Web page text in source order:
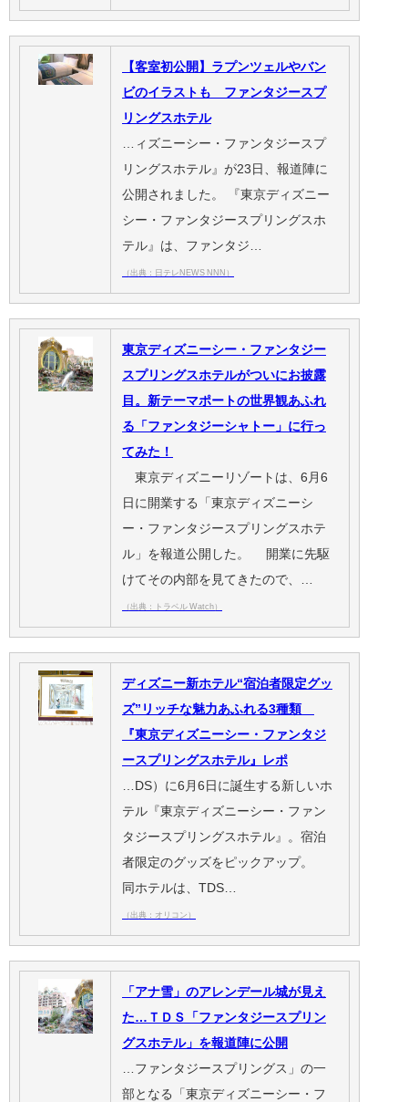
【客室初公開】ラプンツェルやバン
ビのイラストも ファンタジースプ
リングスホテル
…ィズニーシー・ファンタジースプ
リングスホテル』が23日、報道陣に
公開されました。 『東京ディズニー
シー・ファンタジースプリングスホ
テル』は、ファンタジ…
（出典：日テレNEWS NNN）
東京ディズニーシー・ファンタジー
スプリングスホテルがついにお披露
目。新テーマポートの世界観あふれ
る「ファンタジーシャトー」に行っ
てみた！
東京ディズニーリゾートは、6月6
日に開業する「東京ディズニーシ
ー・ファンタジースプリングスホテ
ル」を報道公開した。 開業に先駆
けてその内部を見てきたので、…
（出典：トラベル Watch）
ディズニー新ホテル“宿泊者限定グッ
ズ”リッチな魅力あふれる3種類
『東京ディズニーシー・ファンタジ
ースプリングスホテル』レポ
…DS）に6月6日に誕生する新しいホ
テル『東京ディズニーシー・ファン
タジースプリングスホテル』。宿泊
者限定のグッズをピックアップ。
同ホテルは、TDS…
（出典：オリコン）
「アナ雪」のアレンデール城が見え
た…ＴＤＳ「ファンタジースプリン
グスホテル」を報道陣に公開
…ファンタジースプリングス」の一
部となる「東京ディズニーシー・フ